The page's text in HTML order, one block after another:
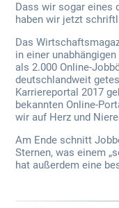
Dass wir sogar eines
haben wir jetzt
Das
in einer
als 2.000 Online-
deutschlandweit
Karriereportal 2017
bekannten Online-
wir auf Herz und
Am Ende schnitt
Sternen, was einem
hat außerdem eine